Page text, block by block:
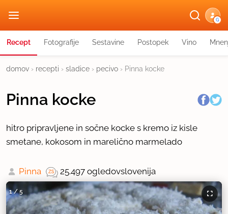
G
Recept Fotografije Sestavine Postopek Vino
domov › recepti › sladice › pecivo › Pinna kocke
Pinna kocke
hitro pripravljene in sočne kocke s kremo iz kisle
smetane, kokosom in marelično marmelado
Pinna 25.497 ogledovslovenija
1/5